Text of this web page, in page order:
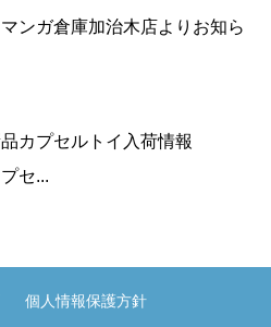
マンガ倉庫加治木店よりお知ら
品カプセルトイ入荷情報
セ...
個人情報保護方針